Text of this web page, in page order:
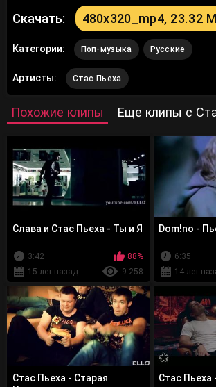
Скачать: 480x320_mp4, 23.32
Категории: Поп-музыка Русские
Артисты: Стас Пьеха
Похожие клипы Еще клипы с
Слава и Стас Пьеха - Ты и Я
3:42
88%
15 лет назад
9 258
Dom!no -
6:35
14 лет
Стас Пьеха - Старая
Стас Пьеха